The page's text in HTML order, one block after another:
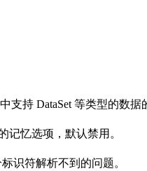
持 DataSet 等类型的数据
记忆选项，默认禁用。
识符解析不到的问题。